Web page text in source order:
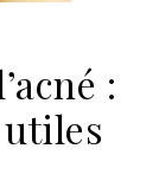
: